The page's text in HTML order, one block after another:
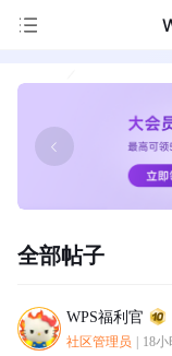
全部帖子
WPS福利官
社区管理员 18